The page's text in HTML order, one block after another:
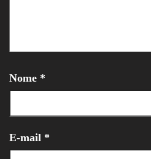
Nome *
E-mail *